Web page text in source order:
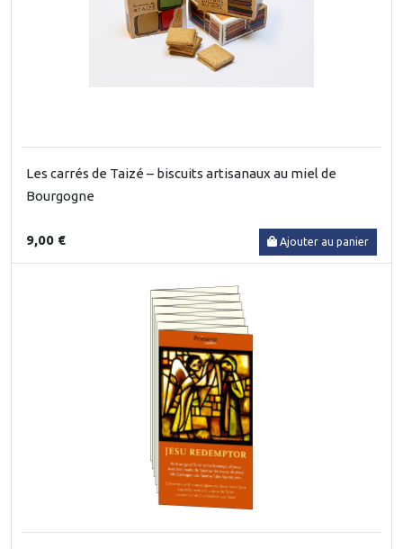
Les carrés de Taizé – biscuits artisanaux au miel de
Bourgogne
9,00 € Ajouter au panier